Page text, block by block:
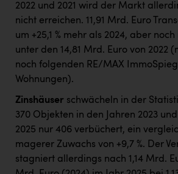
2022 und 2021 wird der Markt
nicht erreichen. 11,91 Mrd. Euro
um +25,1 % mehr als 2024, aber
unter den 14,81 Mrd. Euro von 2022
noch folgenden RE/MAX
Wohnungen).
Zinshäuser schwächeln in der
370 Objekten in den Jahren 2023
2025 nur 406 verbüchert, ein
magerer Zuwachs von +9,7 %. Der
stagniert allerdings nach 1,14 Mrd.